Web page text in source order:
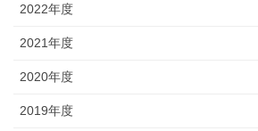
2022年度
2021年度
2020年度
2019年度